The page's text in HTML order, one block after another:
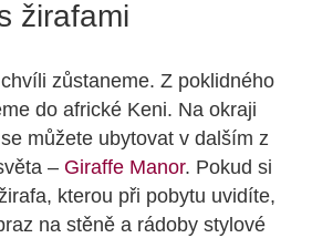
žirafami
zůstaneme. Z poklidného
do africké Keni. Na okraji
se můžete ubytovat v dalším z
– Giraffe Manor. Pokud si
kterou při pobytu uvidíte,
na stěně a rádoby stylové